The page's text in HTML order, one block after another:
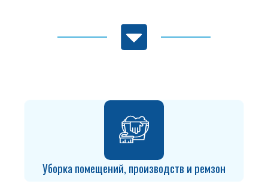
Уборка помещений, производств и ремзон